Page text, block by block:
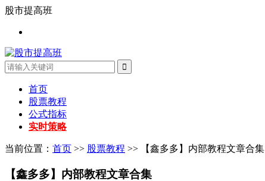
股市提高班
首页
股票教程
公式指标
实时策略
当前位置： 首页 >> 股票教程 >> 【鑫多多】内部教程文章合集
【鑫多多】内部教程文章合集